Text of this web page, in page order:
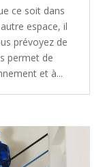
ce soit dans
espace, il
prévoyez de
permet de
et à...